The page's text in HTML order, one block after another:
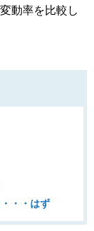
動率を比較し
・・はず